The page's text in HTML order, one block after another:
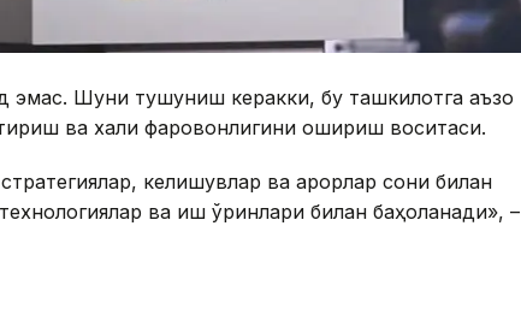
эмас. Шуни тушуниш керакки, бу ташкилотга аъзо
ва халқи фаровонлигини ошириш воситаси.
келишувлар ва қарорлар сони билан
ва иш ўринлари билан баҳоланади», –